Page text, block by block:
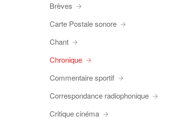
Brèves
Carte Postale sonore
Chant
Chronique
Commentaire sportif
Correspondance radiophonique
Critique cinéma